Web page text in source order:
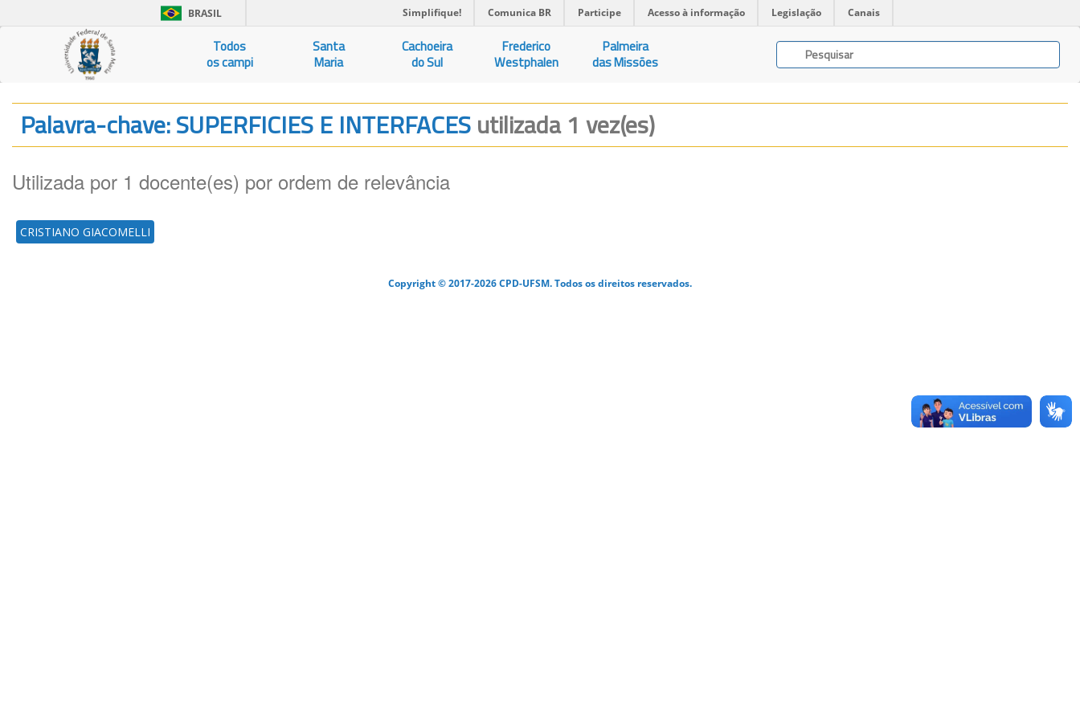
BRASIL Simplifique! Comunica BR Participe Acesso à informação Legislação Canais
Todos
os campi
Santa
Maria
Cachoeira
do Sul
Frederico
Westphalen
Palmeira
das Missões
Palavra-chave: SUPERFICIES E INTERFACESutilizada 1 vez(es)
Utilizada por 1 docente(es) por ordem de relevância
CRISTIANO GIACOMELLI
Copyright © 2017-2026 CPD-UFSM. Todos os direitos reservados.